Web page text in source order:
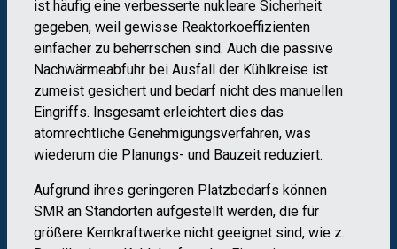
ist häufig eine verbesserte nukleare Sicherheit
gegeben, weil gewisse Reaktorkoeffizienten
einfacher zu beherrschen sind. Auch die passive
Nachwärmeabfuhr bei Ausfall der Kühlkreise ist
zumeist gesichert und bedarf nicht des manuellen
Eingriffs. Insgesamt erleichtert dies das
atomrechtliche Genehmigungsverfahren, was
wiederum die Planungs- und Bauzeit reduziert.
Aufgrund ihres geringeren Platzbedarfs können
SMR an Standorten aufgestellt werden, die für
größere Kernkraftwerke nicht geeignet sind, wie z.